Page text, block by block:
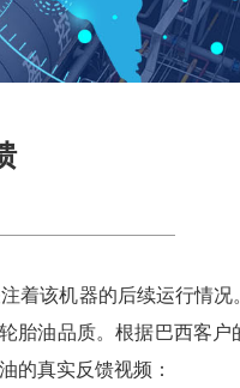
着该机器的后续运行情
胎油品质。根据巴西客户
的真实反馈视频：